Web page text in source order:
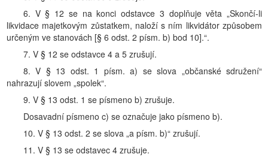
6. V § 12 se na konci odstavce 3 doplňuje věta „Skončí-li
likvidace majetkovým zůstatkem, naloží s ním likvidátor způsobem
určeným ve stanovách [§ 6 odst. 2 písm. b) bod 10].“.
7. V § 12 se odstavce 4 a 5 zrušují.
8. V § 13 odst. 1 písm. a) se slova „občanské sdružení“
nahrazují slovem „spolek“.
9. V § 13 odst. 1 se písmeno b) zrušuje.
Dosavadní písmeno c) se označuje jako písmeno b).
10. V § 13 odst. 2 se slova „a písm. b)“ zrušují.
11. V § 13 se odstavec 4 zrušuje.